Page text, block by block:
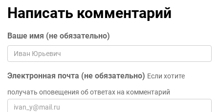
Написать комментарий
Ваше имя (не обязательно)
Электронная почта (не обязательно) Если хотите
получать оповещения об ответах на комментарий